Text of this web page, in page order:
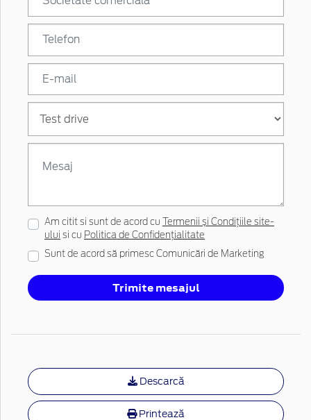
Am citit si sunt de acord cu
Termenii și Condițiile site-
ului si cu Politica de Confidențialitate
Sunt de acord să primesc Comunicări de Marketing
Trimite mesajul
Descarcă
Printează